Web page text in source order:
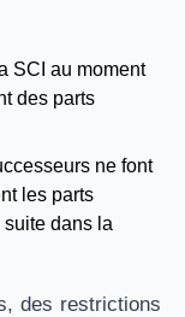
SCI au moment
des parts
ne font
les parts
dans la
des restrictions